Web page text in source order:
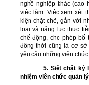
nghề nghiệp khác (cao
việc làm. Việc xem xét
kiện chặt chẽ, gắn với
loại và năng lực thực
chế động, cho phép
đồng thời cũng là cơ
yêu cầu những viên
5. Siết chặt kỷ
nhiệm viên chức quản lý